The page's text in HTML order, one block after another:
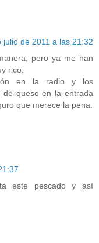
julio de 2011 a las 21:32
pero ya me han
rico.
en la radio y los
de queso en la entrada
que merece la pena.
este pescado y así